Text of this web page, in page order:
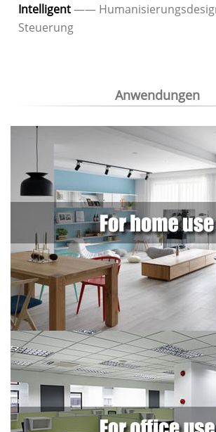
Intelligent——
Steuerung
Anwendungen